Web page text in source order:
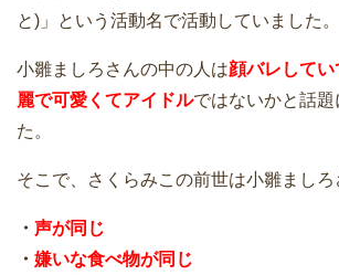
と)」という活動名で活動していました。
小雛ましろさんの中の人は顔バレして
麗で可愛くてアイドルではないかと話
た。
そこで、さくらみこの前世は小雛まし
・ 声が同じ
・ 嫌いな食べ物が同じ